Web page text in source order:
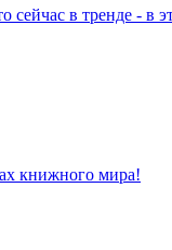
сейчас в тренде - в
книжного мира!